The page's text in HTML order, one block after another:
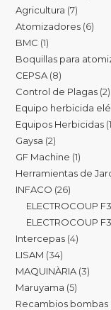
Agricultura 7
Atomizadores 6
BMC 1
Boquillas para
CEPSA 8
Control de Plagas 2
Equipo herbicida
Equipos Herbicidas
Gaysa 2
GF Machine 1
Herramientas de
INFACO 26
ELECTROCOUP
ELECTROCOUP
Intercepas 4
LISAM 34
MAQUINÀRIA 3
Maruyama 5
Recambios bombas